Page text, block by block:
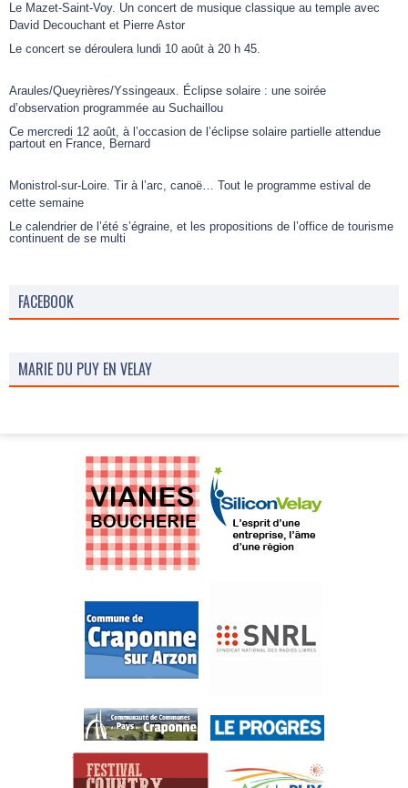
Le Mazet-Saint-Voy. Un concert de musique classique au temple avec
David Decouchant et Pierre Astor
Le concert se déroulera lundi 10 août à 20 h 45.
Araules/Queyrières/Yssingeaux. Éclipse solaire : une soirée
d’observation programmée au Suchaillou
Ce mercredi 12 août, à l’occasion de l’éclipse solaire partielle attendue
partout en France, Bernard
Monistrol-sur-Loire. Tir à l’arc, canoë… Tout le programme estival de
cette semaine
Le calendrier de l’été s’égraine, et les propositions de l’office de tourisme
continuent de se multi
FACEBOOK
MARIE DU PUY EN VELAY